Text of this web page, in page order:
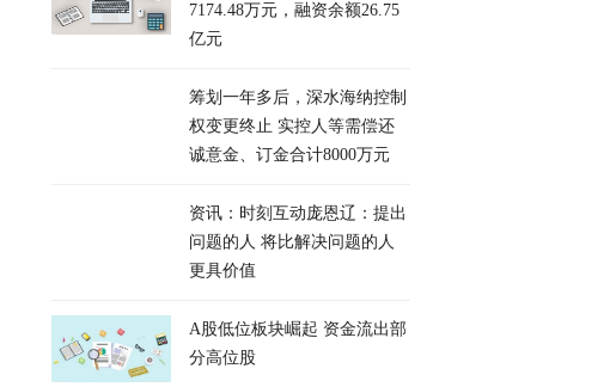
7174.48万元，融资余额26.75
亿元
筹划一年多后，深水海纳控制
权变更终止 实控人等需偿还
诚意金、订金合计8000万元
资讯：时刻互动庞恩辽：提出
问题的人 将比解决问题的人
更具价值
A股低位板块崛起 资金流出部
分高位股